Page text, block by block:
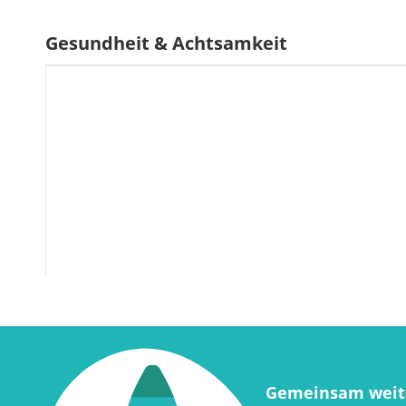
Gesundheit & Achtsamkeit
Gemeinsam